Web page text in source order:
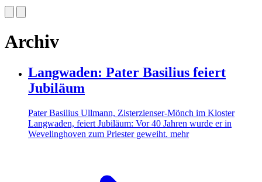
Archiv
Langwaden: Pater Basilius feiert
Jubiläum
Pater Basilius Ullmann, Zisterzienser-Mönch im Kloster
Langwaden, feiert Jubiläum: Vor 40 Jahren wurde er in
Wevelinghoven zum Priester geweiht. mehr